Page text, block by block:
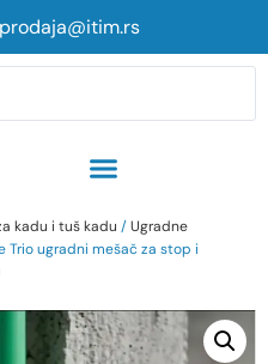
prodaja@itim.rs
kadu i tuš kadu /Ugradne
Trio ugradni mešač za stop i